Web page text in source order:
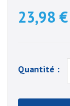
23,98 €
Quantité :